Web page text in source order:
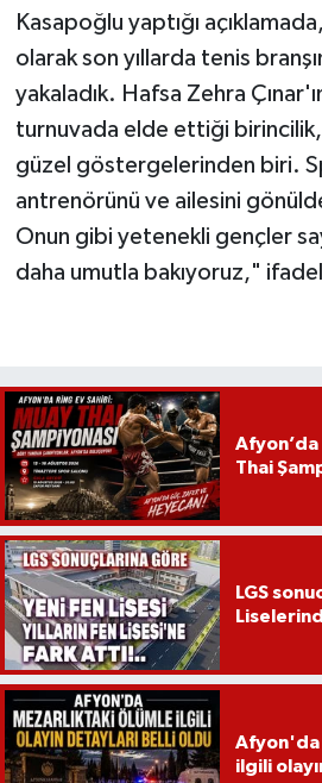
Kasapoğlu yaptığı
olarak son yıllarda tenis
yakaladık. Hafsa Zehra
turnuvada elde ettiği
güzel göstergelerinden biri.
antrenörünü ve ailesini
Onun gibi yetenekli gençler
daha umutla bakıyoruz,"
Afyon’da
Thai
LGS
Afyon'da
ilgili